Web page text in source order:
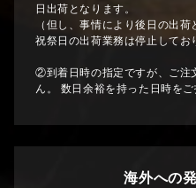
日出荷となります。
（但し、事情により後日の出
祝祭日の出荷業務は停止してお
②到着日時の指定ですが、ご注
ん。 数日余裕を持った日時をご
海外への